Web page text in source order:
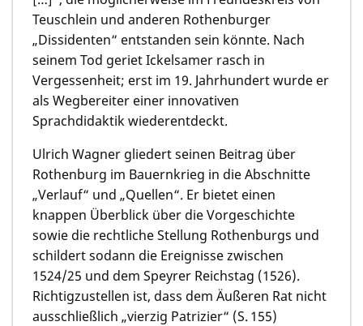
Teuschlein und anderen Rothenburger
„Dissidenten“ entstanden sein könnte. Nach
seinem Tod geriet Ickelsamer rasch in
Vergessenheit; erst im 19. Jahrhundert wurde er
als Wegbereiter einer innovativen
Sprachdidaktik wiederentdeckt.
Ulrich Wagner gliedert seinen Beitrag über
Rothenburg im Bauernkrieg in die Abschnitte
„Verlauf“ und „Quellen“. Er bietet einen
knappen Überblick über die Vorgeschichte
sowie die rechtliche Stellung Rothenburgs und
schildert sodann die Ereignisse zwischen
1524/25 und dem Speyrer Reichstag (1526).
Richtigzustellen ist, dass dem Äußeren Rat nicht
ausschließlich „vierzig Patrizier“ (S. 155)